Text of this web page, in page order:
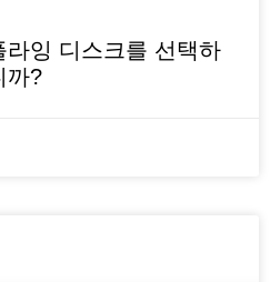
잉 디스크를 선택하
까?